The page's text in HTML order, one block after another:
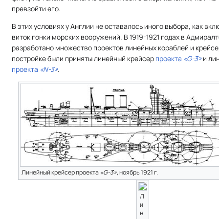
превзойти его.
В этих условиях у Англии не оставалось иного выбора, как
виток гонки морских вооружений. В 1919-1921 годах в
разработано множество проектов линейных кораблей и
постройке были приняты линейный крейсер проекта «G-3»и
проекта «N-3».
Линейный крейсер проекта «G-3», ноябрь 1921 г.
Л
и
н